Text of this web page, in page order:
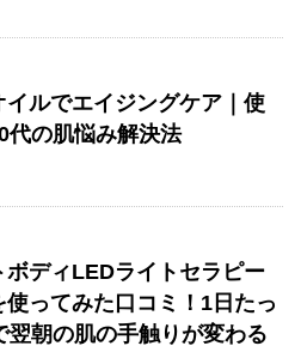
イルでエイジングケア｜使
代の肌悩み解決法
ボディLEDライトセラピー
使ってみた口コミ！1日たっ
翌朝の肌の手触りが変わる